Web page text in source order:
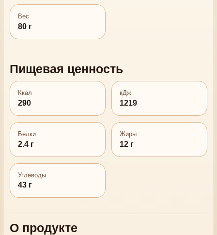
Вес
80 г
Пищевая ценность
Ккал
290
кДж
1219
Белки
2.4 г
Жиры
12 г
Углеводы
43 г
О продукте